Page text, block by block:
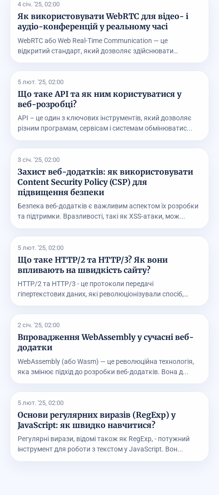
4 січ. '25, 02:00
Як використовувати WebRTC для відео- і
аудіо-конференцій у реальному часі
WebRTC або Web Real-Time Communication — це
відкритий стандарт, який дозволяє здійснювати
5 лют. '25, 02:00
Що таке API та як ним користуватися у
веб-розробці?
API – це один з ключових інструментів, який дозволяє
різним програмам, сервісам і системам обмінюватис...
3 січ. '25, 02:00
Захист веб-додатків: як використовувати
Content Security Policy (CSP) для
підвищення безпеки
Безпека веб-додатків є важливим аспектом їх розробки
та підтримки. Вразливості, такі як XSS-атаки, мож...
5 лют. '25, 02:00
Що таке HTTP/2 та HTTP/3? Як вони
впливають на швидкість сайту?
HTTP/2 та HTTP/3 - це протоколи передачі
гіпертекстових даних, які революціонізували спосіб,
2 січ. '25, 02:00
Впровадження WebAssembly у сучасні веб-
додатки
WebAssembly (або Wasm) — це революційна технологія,
яка змінює підхід до розробки веб-додатків. Вона д...
5 лют. '25, 02:00
Основи регулярних виразів (RegExp) у
JavaScript: як швидко навчитися?
Регулярні вирази, відомі також як RegExp, - потужний
інструмент для роботи з текстом у JavaScript. Вон...